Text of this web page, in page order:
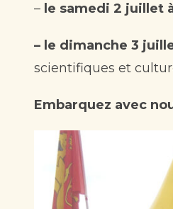
– le samedi 2 juillet
– le dimanche 3
scientifiques et
Embarquez avec